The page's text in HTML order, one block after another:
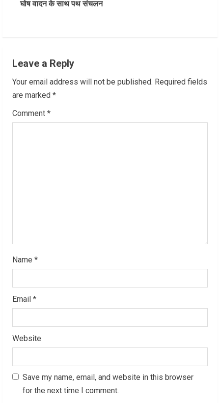
u
e
R
e
घोष वादन के साथ पथ संचलन
Leave a Reply
Your email address will not be published. Required fields
are marked *
Comment *
Name *
Email *
Website
Save my name, email, and website in this browser
for the next time I comment.